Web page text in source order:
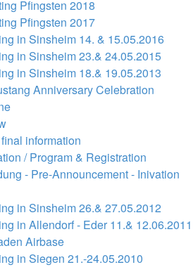
Pfingsten 2018
Pfingsten 2017
in Sinsheim 14. & 15.05.2016
in Sinsheim 23.& 24.05.2015
in Sinsheim 18.& 19.05.2013
Anniversary Celebration
information
/ Program & Registration
- Pre-Announcement - Inivation
in Sinsheim 26.& 27.05.2012
in Allendorf - Eder 11.& 12.06.2011
Airbase
in Siegen 21.-24.05.2010